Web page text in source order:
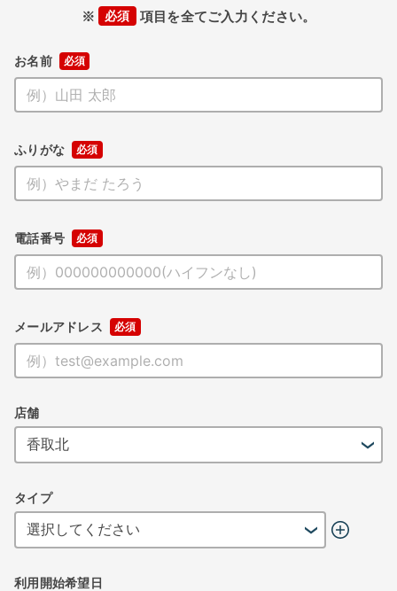
※ 必須 項目を全てご入力ください。
お名前
ふりがな
電話番号
メールアドレス
店舗
タイプ
利用開始希望日